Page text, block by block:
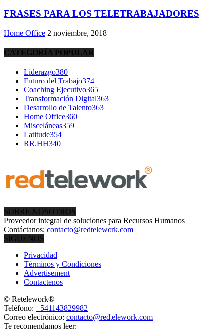
FRASES PARA LOS TELETRABAJADORES
Home Office 2 noviembre, 2018
CATEGORÍA POPULAR
Liderazgo380
Futuro del Trabajo374
Coaching Ejecutivo365
Transformación Digital363
Desarrollo de Talento363
Home Office360
Misceláneas359
Latitude354
RR.HH340
SOBRE NOSOTROS
Proveedor integral de soluciones para Recursos Humanos
Contáctanos: contacto@redtelework.com
SÍGUENOS
Privacidad
Términos y Condiciones
Advertisement
Contactenos
© Retelework®
Teléfono: +541143829982
Correo electrónico: contacto@redtelework.com
Te recomendamos leer: